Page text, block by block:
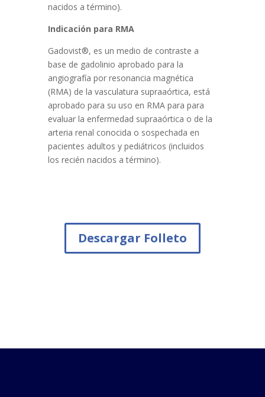
nacidos a término).
Indicación para RMA
Gadovist®, es un medio de contraste a
base de gadolinio aprobado para la
angiografía por resonancia magnética
(RMA) de la vasculatura supraaórtica, está
aprobado para su uso en RMA para para
evaluar la enfermedad supraaórtica o de la
arteria renal conocida o sospechada en
pacientes adultos y pediátricos (incluidos
los recién nacidos a término).
Descargar Folleto